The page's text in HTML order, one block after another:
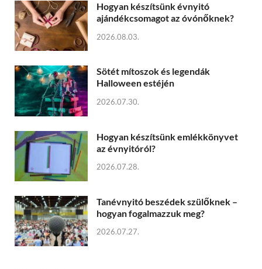
Hogyan készítsünk évnyitó
ajándékcsomagot az óvónőknek?
2026.08.03.
Sötét mítoszok és legendák
Halloween estéjén
2026.07.30.
Hogyan készítsünk emlékkönyvet
az évnyitóról?
2026.07.28.
Tanévnyitó beszédek szülőknek –
hogyan fogalmazzuk meg?
2026.07.27.